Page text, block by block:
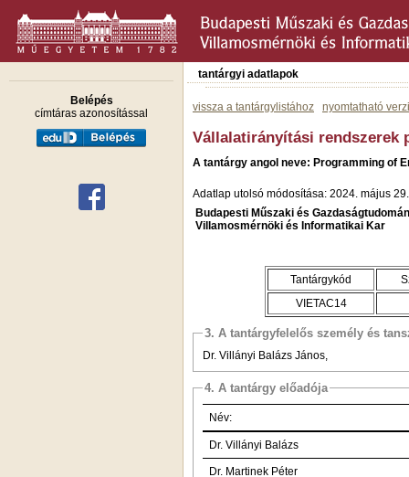
Belépés
címtáras azonosítással
tantárgyi adatlapok
vissza a tantárgylistához nyomtatható
Vállalatirányítási rendszerek
A tantárgy angol neve: Programming of
Adatlap utolsó módosítása: 2024. május 29.
Budapesti Műszaki és
Villamosmérnöki és Informatikai Kar
Tantárgykód
VIETAC14
3. A tantárgyfelelős személy és
Dr. Villányi Balázs János,
4. A tantárgy előadója
Név:
Dr. Villányi Balázs
Dr. Martinek Péter